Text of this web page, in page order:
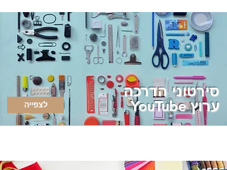
לצפייה
סירטוני הדרכה
ערוץ YouTube